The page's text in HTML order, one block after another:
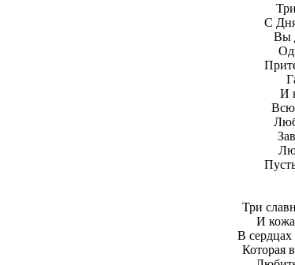
С
Вы
И
Всю
Три
И
В
Которая